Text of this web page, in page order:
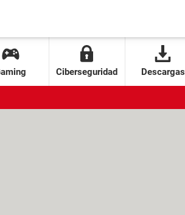
Ciberseguridad Descargas